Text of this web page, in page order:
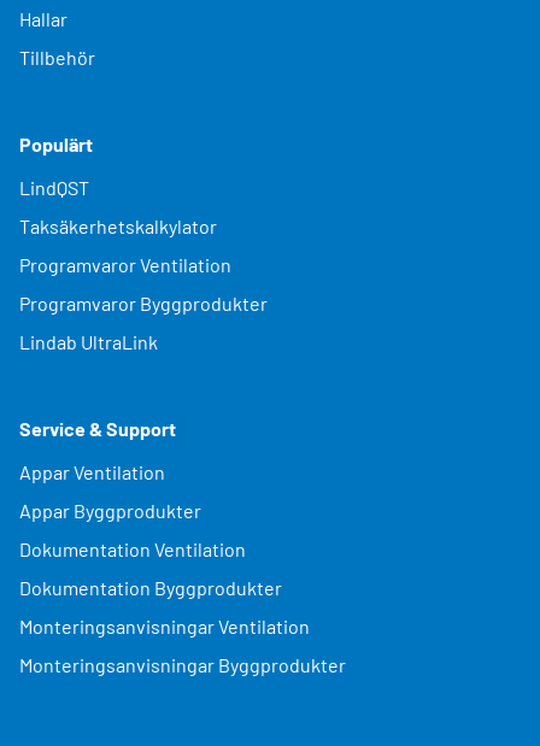
Hallar
Tillbehör
Populärt
LindQST
Taksäkerhetskalkylator
Programvaror Ventilation
Programvaror Byggprodukter
Lindab UltraLink
Service & Support
Appar Ventilation
Appar Byggprodukter
Dokumentation Ventilation
Dokumentation Byggprodukter
Monteringsanvisningar Ventilation
Monteringsanvisningar Byggprodukter